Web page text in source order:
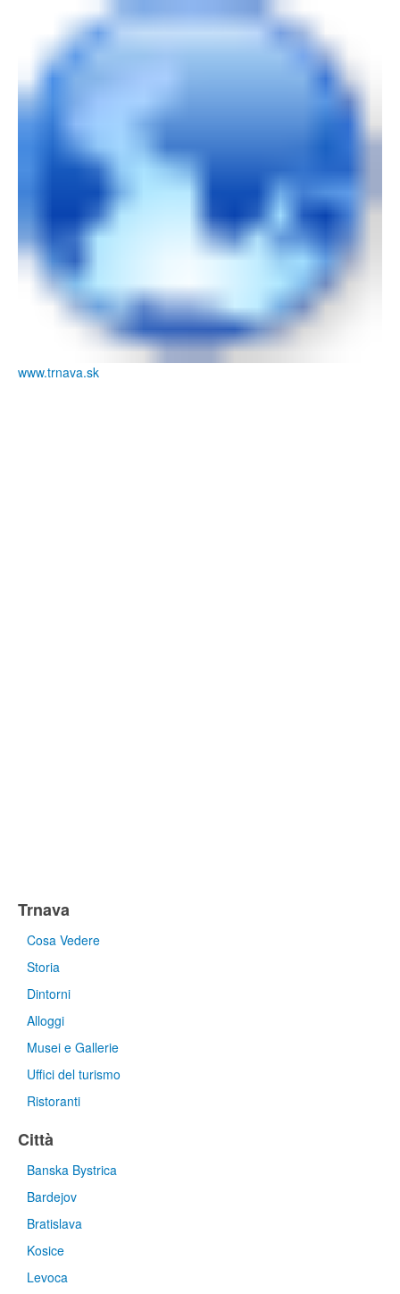
www.trnava.sk
Trnava
Cosa Vedere
Storia
Dintorni
Alloggi
Musei e Gallerie
Uffici del turismo
Ristoranti
Città
Banska Bystrica
Bardejov
Bratislava
Kosice
Levoca